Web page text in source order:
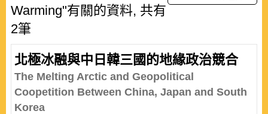
Warming"有關的資料, 共有
2筆
北極冰融與中日韓三國的地緣政治競合
The Melting Arctic and Geopolitical
Coopetition Between China, Japan and South
Korea